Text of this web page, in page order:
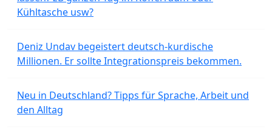
Kühltasche usw?
Deniz Undav begeistert deutsch-kurdische
Millionen. Er sollte Integrationspreis bekommen.
Neu in Deutschland? Tipps für Sprache, Arbeit und
den Alltag